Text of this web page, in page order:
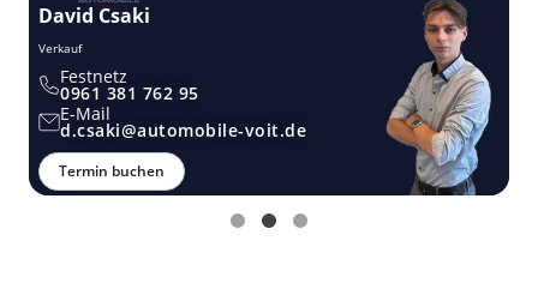
David Csaki
Verkauf
Festnetz
0961 381 762 95
E-Mail
d.csaki@automobile-voit.de
Termin buchen